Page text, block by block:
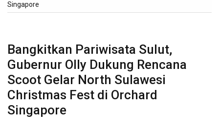
Singapore
Bangkitkan Pariwisata Sulut,
Gubernur Olly Dukung Rencana
Scoot Gelar North Sulawesi
Christmas Fest di Orchard
Singapore